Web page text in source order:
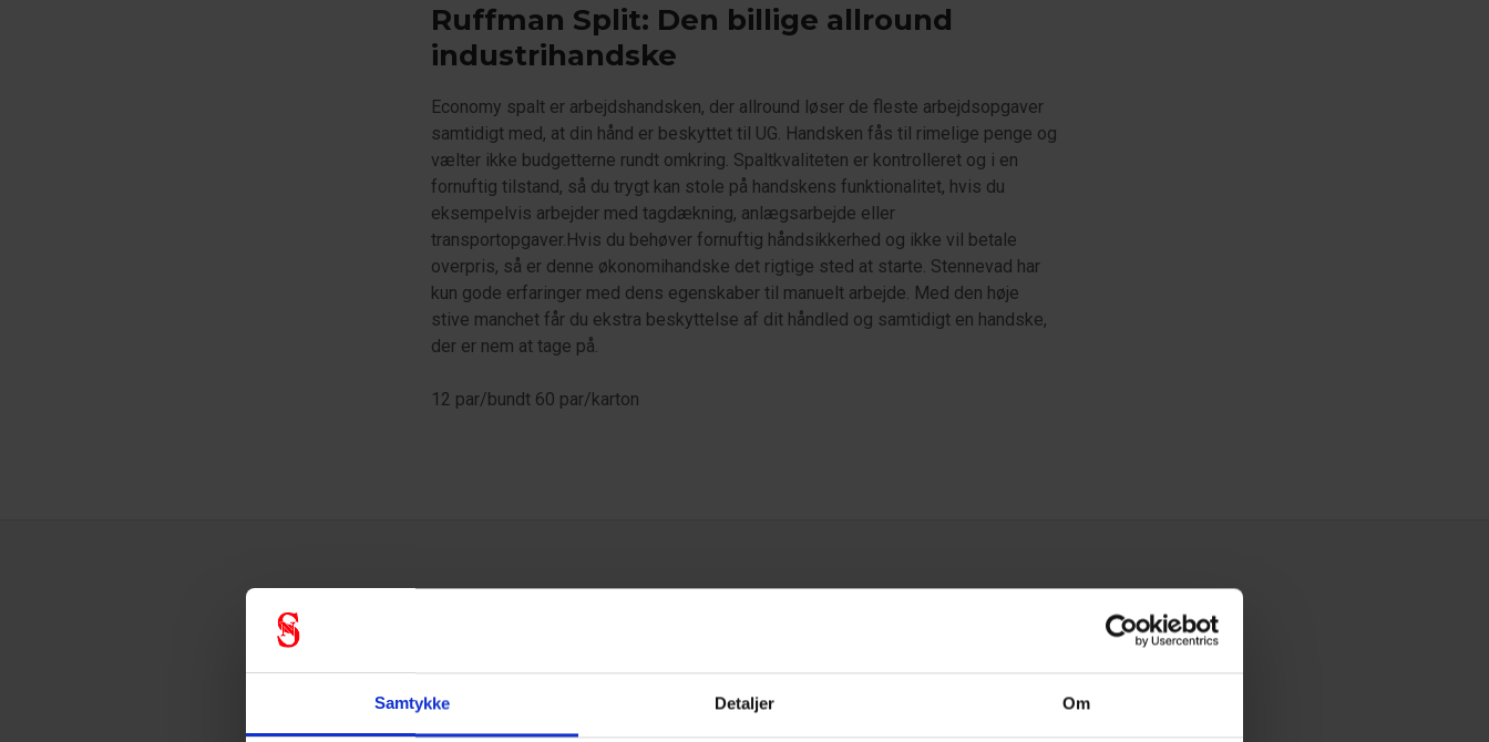
Samtykke Detaljer Om
Ruffman Split: Den billige allround
industrihandske
Economy spalt er arbejdshandsken, der allround løser de fleste arbejdsopgaver
samtidigt med, at din hånd er beskyttet til UG. Handsken fås til rimelige penge og
vælter ikke budgetterne rundt omkring. Spaltkvaliteten er kontrolleret og i en
fornuftig tilstand, så du trygt kan stole på handskens funktionalitet, hvis du
eksempelvis arbejder med tagdækning, anlægsarbejde eller
transportopgaver.Hvis du behøver fornuftig håndsikkerhed og ikke vil betale
overpris, så er denne økonomihandske det rigtige sted at starte. Stennevad har
kun gode erfaringer med dens egenskaber til manuelt arbejde. Med den høje
stive manchet får du ekstra beskyttelse af dit håndled og samtidigt en handske,
der er nem at tage på.
12 par/bundt 60 par/karton
Handske